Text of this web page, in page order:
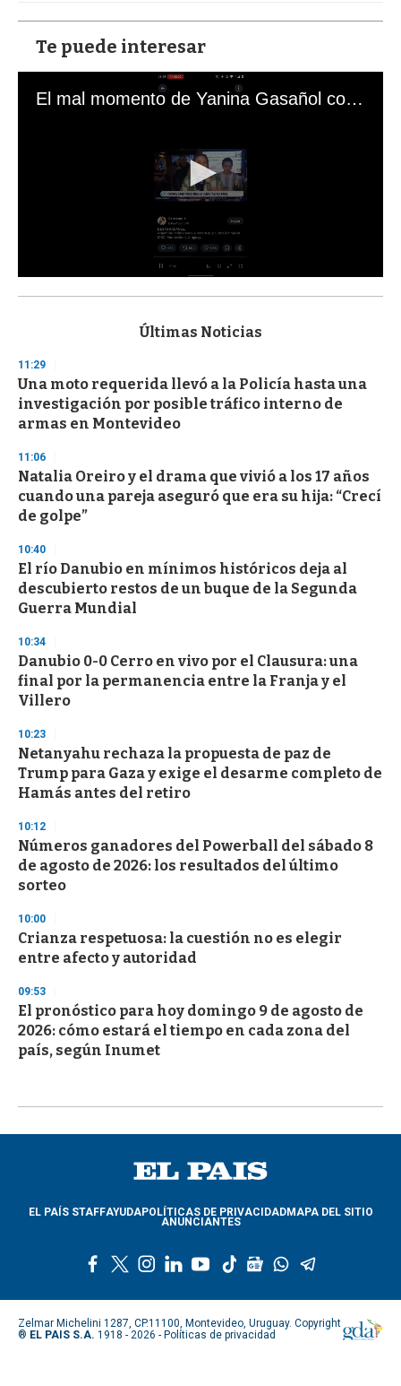
Te puede interesar
El mal momento de Yanina Gasañol con un hincha argentino en "Subrayado"
s
d
s
o
f
3
s
e
c
o
n
Últimas Noticias
11:29
Una moto requerida llevó a la Policía hasta una
investigación por posible tráfico interno de
armas en Montevideo
11:06
Natalia Oreiro y el drama que vivió a los 17 años
cuando una pareja aseguró que era su hija: “Crecí
de golpe”
10:40
El río Danubio en mínimos históricos deja al
descubierto restos de un buque de la Segunda
Guerra Mundial
10:34
Danubio 0-0 Cerro en vivo por el Clausura: una
final por la permanencia entre la Franja y el
Villero
10:23
Netanyahu rechaza la propuesta de paz de
Trump para Gaza y exige el desarme completo de
Hamás antes del retiro
10:12
Números ganadores del Powerball del sábado 8
de agosto de 2026: los resultados del último
sorteo
10:00
Crianza respetuosa: la cuestión no es elegir
entre afecto y autoridad
09:53
El pronóstico para hoy domingo 9 de agosto de
2026: cómo estará el tiempo en cada zona del
país, según Inumet
EL PAÍS STAFFAYUDAPOLÍTICAS DE PRIVACIDADMAPA DEL SITIO
ANUNCIANTES
c
e
b
w
i
t
s
t
a
l
n
k
e
y
u
u
t
k
o
g
o
l
w
a
s
l
e
g
Zelmar Michelini 1287, CP.11100, Montevideo, Uruguay. Copyright
® EL PAIS S.A. 1918 - 2026 - Políticas de privacidad